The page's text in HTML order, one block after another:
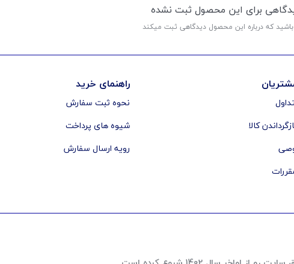
برای این محصول ثبت نشده
که درباره این محصول دیدگاهی ثبت میکند
کالا
راهنمای خرید
نحوه ثبت سفارش
شیوه های پرداخت
رویه ارسال سفارش